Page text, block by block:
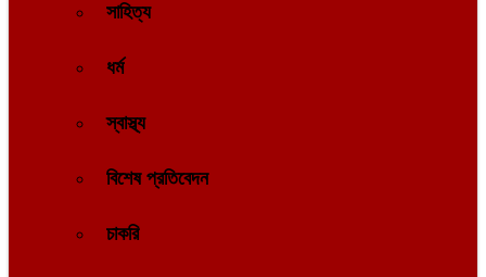
সাহিত্য
ধর্ম
স্বাস্থ্য
বিশেষ প্রতিবেদন
চাকরি